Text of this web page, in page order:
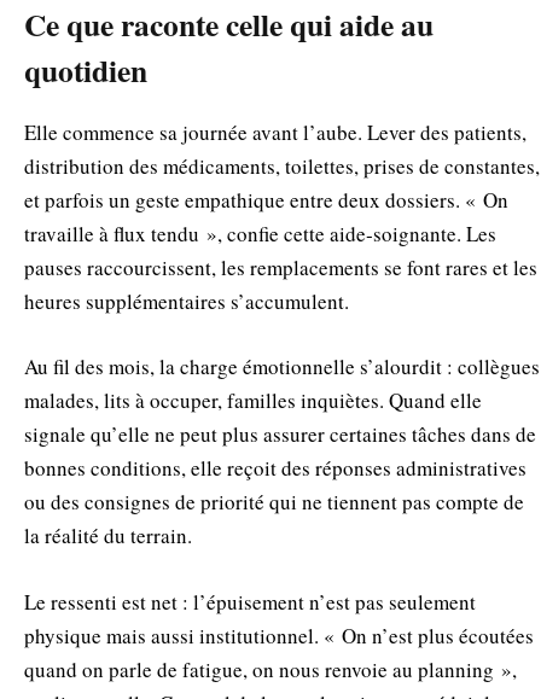
Ce que raconte celle qui aide au
quotidien
Elle commence sa journée avant l’aube. Lever des patients,
distribution des médicaments, toilettes, prises de constantes,
et parfois un geste empathique entre deux dossiers. « On
travaille à flux tendu », confie cette aide‑soignante. Les
pauses raccourcissent, les remplacements se font rares et les
heures supplémentaires s’accumulent.
Au fil des mois, la charge émotionnelle s’alourdit : collègues
malades, lits à occuper, familles inquiètes. Quand elle
signale qu’elle ne peut plus assurer certaines tâches dans de
bonnes conditions, elle reçoit des réponses administratives
ou des consignes de priorité qui ne tiennent pas compte de
la réalité du terrain.
Le ressenti est net : l’épuisement n’est pas seulement
physique mais aussi institutionnel. « On n’est plus écoutées
quand on parle de fatigue, on nous renvoie au planning »,